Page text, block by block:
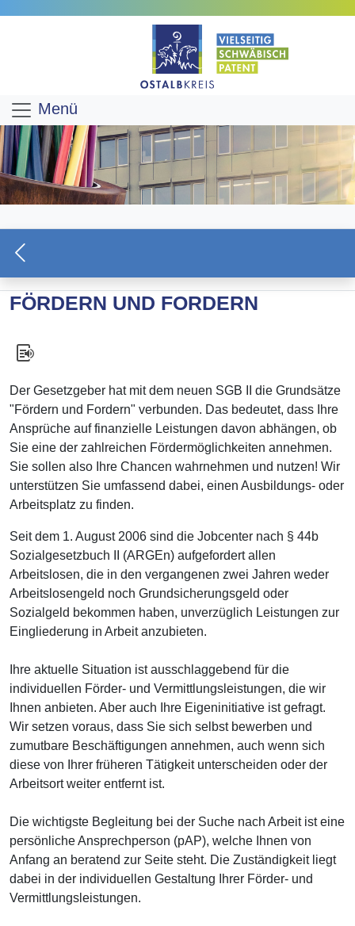
Menü
FÖRDERN UND FORDERN
Der Gesetzgeber hat mit dem neuen SGB II die Grundsätze
"Fördern und Fordern" verbunden. Das bedeutet, dass Ihre
Ansprüche auf finanzielle Leistungen davon abhängen, ob
Sie eine der zahlreichen Fördermöglichkeiten annehmen.
Sie sollen also Ihre Chancen wahrnehmen und nutzen! Wir
unterstützen Sie umfassend dabei, einen Ausbildungs- oder
Arbeitsplatz zu finden.
Seit dem 1. August 2006 sind die Jobcenter nach § 44b
Sozialgesetzbuch II (ARGEn) aufgefordert allen
Arbeitslosen, die in den vergangenen zwei Jahren weder
Arbeitslosengeld noch Grundsicherungsgeld oder
Sozialgeld bekommen haben, unverzüglich Leistungen zur
Eingliederung in Arbeit anzubieten.
Ihre aktuelle Situation ist ausschlaggebend für die
individuellen Förder- und Vermittlungsleistungen, die wir
Ihnen anbieten. Aber auch Ihre Eigeninitiative ist gefragt.
Wir setzen voraus, dass Sie sich selbst bewerben und
zumutbare Beschäftigungen annehmen, auch wenn sich
diese von Ihrer früheren Tätigkeit unterscheiden oder der
Arbeitsort weiter entfernt ist.
Die wichtigste Begleitung bei der Suche nach Arbeit ist eine
persönliche Ansprechperson (pAP), welche Ihnen von
Anfang an beratend zur Seite steht. Die Zuständigkeit liegt
dabei in der individuellen Gestaltung Ihrer Förder- und
Vermittlungsleistungen.